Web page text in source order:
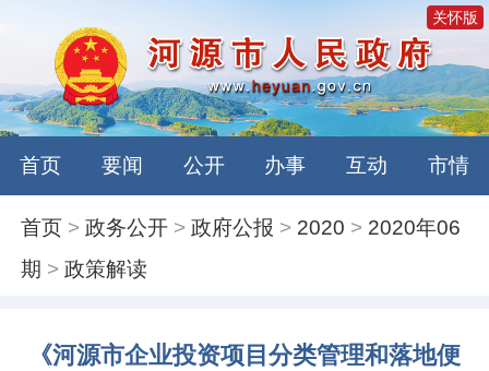
关怀版
首页 要闻 公开 办事 互动 市情
首页 >政务公开 >政府公报 > 2020 > 2020年06
期 >政策解读
《河源市企业投资项目分类管理和落地便